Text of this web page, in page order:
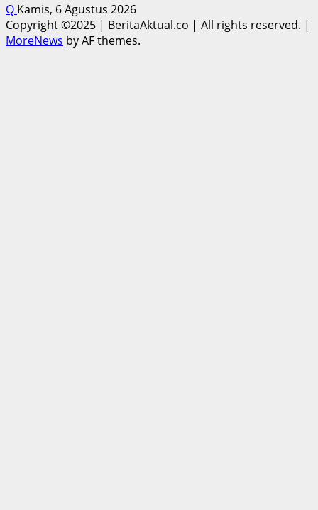
Q Kamis, 6 Agustus 2026
Copyright ©2025 | BeritaAktual.co | All rights reserved. |
MoreNews by AF themes.